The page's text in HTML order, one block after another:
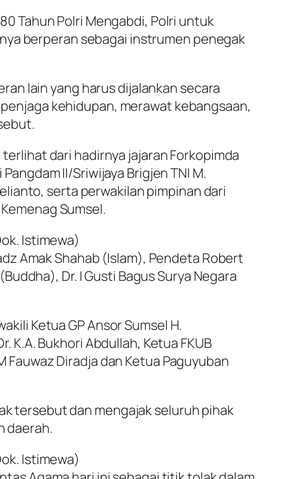
Tahun Polri Mengabdi, Polri untuk
berperan sebagai instrumen penegak
lain yang harus dijalankan secara
kehidupan, merawat kebangsaan,
dari hadirnya jajaran Forkopimda
II/Sriwijaya Brigjen TNI M.
serta perwakilan pimpinan dari
Sumsel.
Istimewa)
Amak Shahab (Islam), Pendeta Robert
Dr. I Gusti Bagus Surya Negara
Ketua GP Ansor Sumsel H.
K.A. Bukhori Abdullah, Ketua FKUB
Fauwaz Diradja dan Ketua Paguyuban
tersebut dan mengajak seluruh pihak
daerah.
Istimewa)